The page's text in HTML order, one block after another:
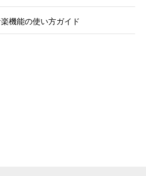
機能の使い方ガイド